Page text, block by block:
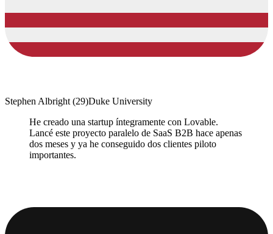
Stephen Albright (29)Duke University
He creado una startup íntegramente con Lovable.
Lancé este proyecto paralelo de SaaS B2B hace apenas
dos meses y ya he conseguido dos clientes piloto
importantes.